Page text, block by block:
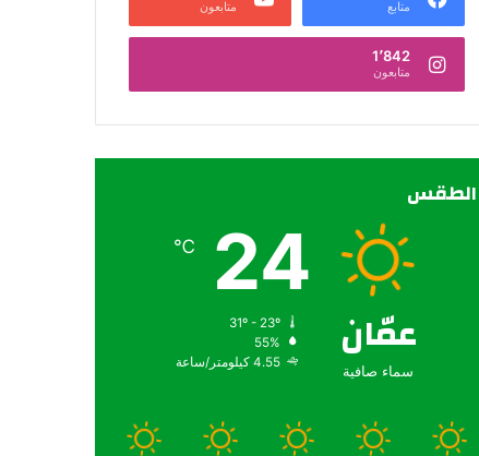
متابع متابعون
1٬842
متابعون
الطقس
عمّان
سماء صافية
24
℃
55%
4.55 كيلومتر/ساعة